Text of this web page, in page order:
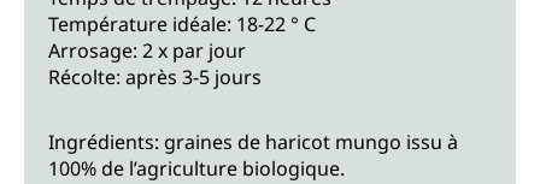
Température idéale: 18-22 ° C
Arrosage: 2 x par jour
Récolte: après 3-5 jours
Ingrédients: graines de haricot mungo issu à
100% de l’agriculture biologique.